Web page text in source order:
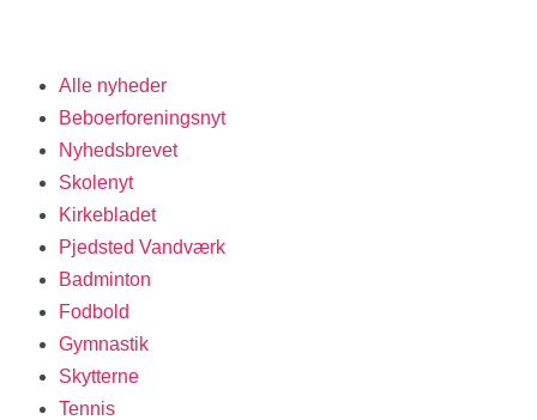
Alle nyheder
Beboerforeningsnyt
Nyhedsbrevet
Skolenyt
Kirkebladet
Pjedsted Vandværk
Badminton
Fodbold
Gymnastik
Skytterne
Tennis